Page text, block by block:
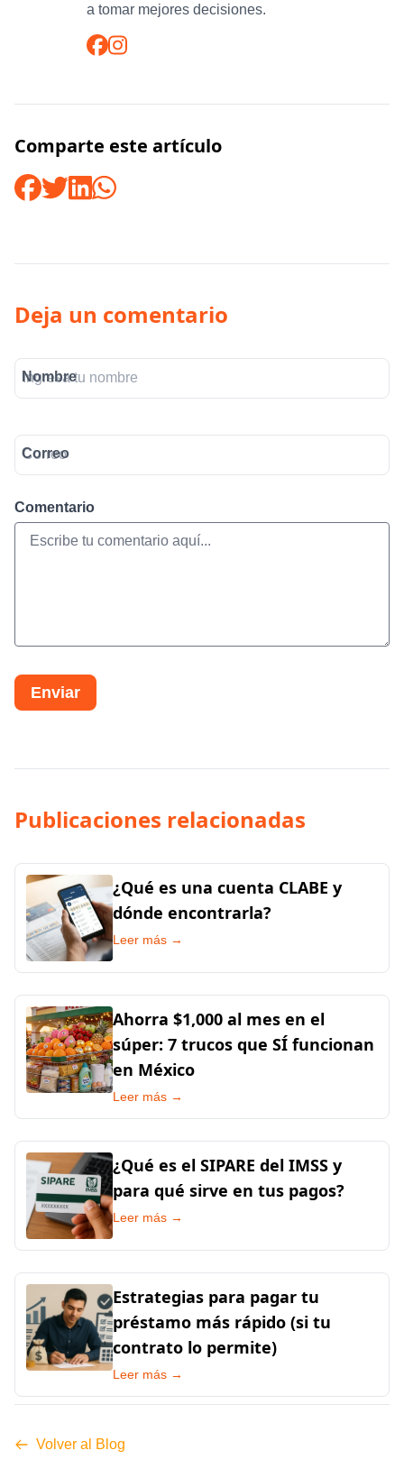
a tomar mejores decisiones.
Comparte este artículo
Deja un comentario
Nombre
Correo
Comentario
Enviar
Publicaciones relacionadas
¿Qué es una cuenta CLABE y
dónde encontrarla?
Leer más →
Ahorra $1,000 al mes en el
súper: 7 trucos que SÍ funcionan
en México
Leer más →
¿Qué es el SIPARE del IMSS y
para qué sirve en tus pagos?
Leer más →
Estrategias para pagar tu
préstamo más rápido (si tu
contrato lo permite)
Leer más →
Volver al Blog